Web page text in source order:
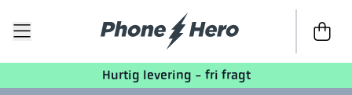
Til
Hurtig levering - fri fragt